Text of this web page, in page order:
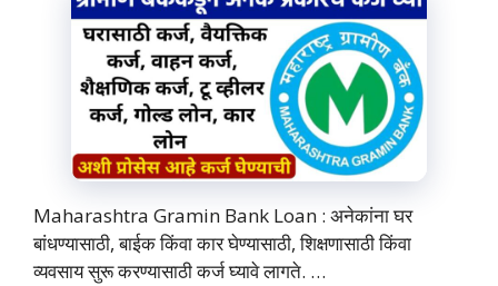
Maharashtra Gramin Bank Loan : अनेकांना घर
बांधण्यासाठी, बाईक किंवा कार घेण्यासाठी, शिक्षणासाठी किंवा
व्यवसाय सुरू करण्यासाठी कर्ज घ्यावे लागते. …